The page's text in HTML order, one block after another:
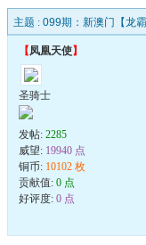
主题 : 099期：新澳门【龙
【凤凰天使】
圣骑士
发帖: 2285
威望: 19940 点
铜币: 10102 枚
贡献值: 0 点
好评度: 0 点